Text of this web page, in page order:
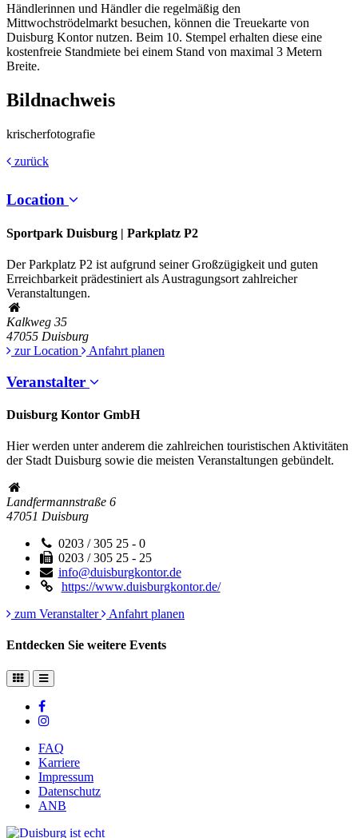
Händlerinnen und Händler die regelmäßig den
Mittwochströdelmarkt besuchen, können die Treuekarte von
Duisburg Kontor nutzen. Beim 10. Stempel erhalten diese eine
kostenfreie Standmiete bei einem Stand von maximal 3 Metern
Breite.
Bildnachweis
krischerfotografie
zurück
Location
Sportpark Duisburg | Parkplatz P2
Der Parkplatz P2 ist aufgrund seiner Großzügigkeit und guten
Erreichbarkeit prädestiniert als Austragungsort zahlreicher
Veranstaltungen.
Kalkweg 35
47055 Duisburg
zur Location
Anfahrt planen
Veranstalter
Duisburg Kontor GmbH
Hier werden unter anderem die zahlreichen touristischen Aktivitäten
der Stadt Duisburg sowie die meisten Veranstaltungen gebündelt.
Landfermannstraße 6
47051 Duisburg
0203 / 305 25 - 0
0203 / 305 25 - 25
info@duisburgkontor.de
https://www.duisburgkontor.de/
zum Veranstalter
Anfahrt planen
Entdecken Sie weitere Events
FAQ
Karriere
Impressum
Datenschutz
ANB